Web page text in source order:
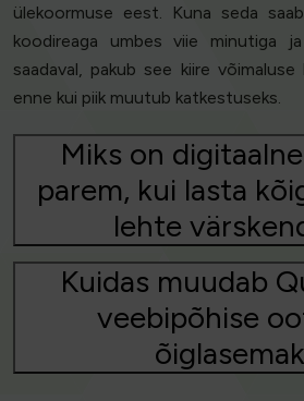
ülekoormuse eest. Kuna seda
koodireaga umbes viie minutiga
saadaval, pakub see kiire
enne kui piik muutub katkestuseks.
Miks on
parem, kui lasta
lehte
Kuidas muudab
veebipõhise